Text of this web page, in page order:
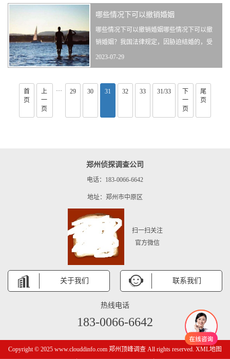
1、一方患有法定禁止结婚疾病的，或一方有
生理缺陷，或其它
哪些情况下可以撤销婚姻
哪些情况下可以撤销婚姻哪些情况下可以撤
销婚姻？我国法律规定，因胁迫结婚的，受
胁迫的一方可以向婚姻登记机关或者人民法
院请求撤销该婚姻。受胁迫一方的婚姻关系
法限制人身自由应在恢复自由之日起1年内，
向法院或者登记机关提出撤销婚姻请求的。
下面诉宁网小编为您详细介绍可撤销···
2023-07-29
首
页
上
一
页
··· 29 30 31 32 33 31/33
下
一
页
尾
页
郑州侦探调查公司
电话：183-0066-6642
地址：郑州市中原区
扫一扫关注
官方微信
关于我们 联系我们
热线电话
183-0066-6642
Copyright © 2025 www.clouddinfo.com 郑州顶峰调查 All rights reserved. XML地图